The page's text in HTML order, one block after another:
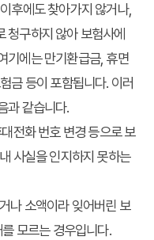
후에도 찾아가지 않거나,
청구하지 않아 보험사에
기에는 만기환급금, 휴면
금 등이 포함됩니다. 이러
과 같습니다.
전화 번호 변경 등으로 보
사실을 인지하지 못하는
나 소액이라 잊어버린 보
모르는 경우입니다.